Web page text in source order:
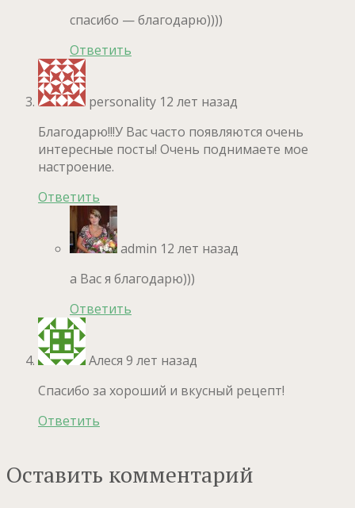
спасибо — благодарю))))
Ответить
personality 12 лет назад
Благодарю!!!У Вас часто появляются очень
интересные посты! Очень поднимаете мое
настроение.
Ответить
admin 12 лет назад
а Вас я благодарю)))
Ответить
Алеся 9 лет назад
Спасибо за хороший и вкусный рецепт!
Ответить
Оставить комментарий